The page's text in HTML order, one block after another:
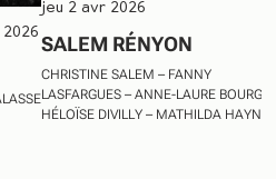
jeu 2 avr 2026
SALEM RÉNYON
CHRISTINE SALEM – FANNY
LASFARGUES – ANNE-LAURE
HÉLOÏSE DIVILLY – MATHILDA HAYNES